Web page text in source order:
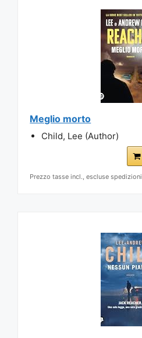
Meglio morto
Child, Lee (Author)
Prezzo tasse incl., escluse spedizioni